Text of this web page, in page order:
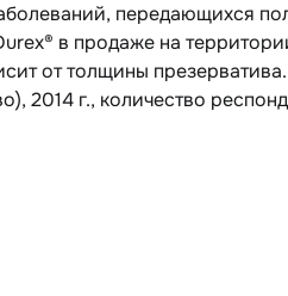
передающихся
в продаже на
от толщины
2014 г., количество